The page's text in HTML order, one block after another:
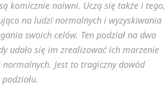
komicznie naiwni. Uczą się także i tego,
na ludzi normalnych i wyzyskiwania
swoich celów. Ten podział na dwa
udało się im zrealizować ich marzenie
normalnych. Jest to tragiczny dowód